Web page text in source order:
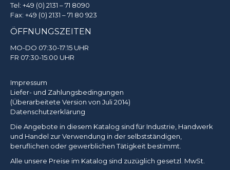
Tel: +49 (0) 2131 – 71 8090
Fax: +49 (0) 2131 – 71 80 923
ÖFFNUNGSZEITEN
MO-DO 07:30-17:15 UHR
FR 07:30-15:00 UHR
Impressum
Liefer- und Zahlungsbedingungen
(Überarbeitete Version von Juli 2014)
Datenschutzerklärung
Die Angebote in diesem Katalog sind für Industrie, Handwerk
und Handel zur Verwendung in der selbstständigen,
beruflichen oder gewerblichen Tätigkeit bestimmt.
Alle unsere Preise im Katalog sind zuzüglich gesetzl. MwSt.